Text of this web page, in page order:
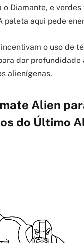
o Diamante, e
paleta aqui pede
o uso de
dar profundidade
alienígenas.
Alien
do Último